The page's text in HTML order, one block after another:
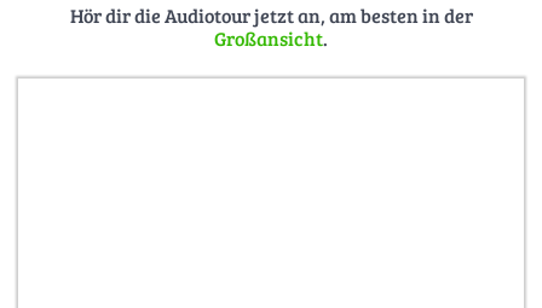
Hör dir die Audiotour jetzt an, am besten in der
Großansicht.